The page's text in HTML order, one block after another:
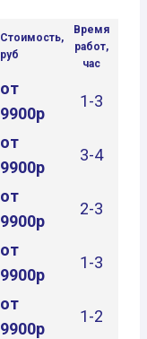
Стоимость,
руб
Время
работ,
час
от
9900р
1-3
от
9900р
3-4
от
9900р
2-3
от
9900р
1-3
от
9900р
1-2